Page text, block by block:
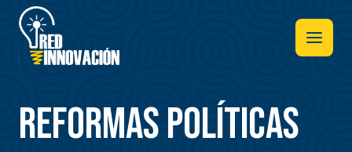
Pasar
contenido
principal
Reformas políticas